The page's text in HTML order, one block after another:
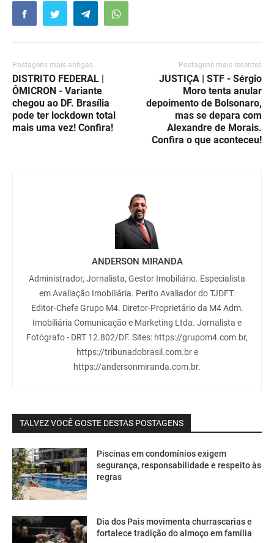
Postagens mais antigas
DISTRITO FEDERAL |
ÔMICRON - Variante
chegou ao DF. Brasília
pode ter lockdown total
mais uma vez! Confira!
Postagens mais recentes
JUSTIÇA | STF - Sérgio
Moro tenta anular
depoimento de Bolsonaro,
mas se depara com
Alexandre de Morais.
Confira o que aconteceu!
ANDERSON MIRANDA
Administrador, Jornalista, Gestor Imobiliário. Especialista
em Avaliação Imobiliária. Perito Avaliador do TJDFT.
Editor-Chefe Grupo M4. Diretor-Proprietário da M4 Adm.
Imobiliária Comunicação e Marketing Ltda. Jornalista e
Fotógrafo - DRT 12.802/DF. Sites: https://grupom4.com.br,
https://tribunadobrasil.com.br e
https://andersonmiranda.com.br.
TALVEZ VOCÊ GOSTE DESTAS POSTAGENS
Piscinas em condomínios exigem
segurança, responsabilidade e respeito às
regras
Dia dos Pais movimenta churrascarias e
fortalece tradição do almoço em família